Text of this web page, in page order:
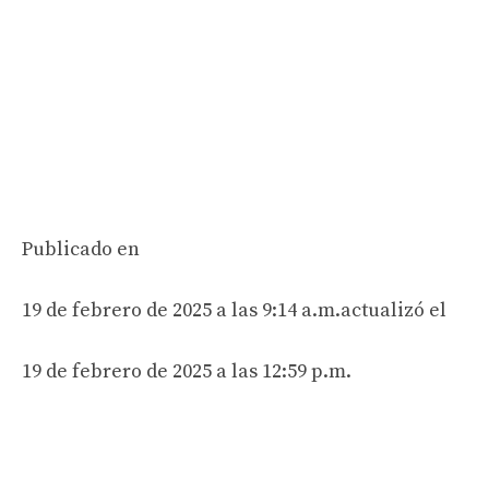
Publicado en
19 de febrero de 2025 a las 9:14 a.m.actualizó el
19 de febrero de 2025 a las 12:59 p.m.